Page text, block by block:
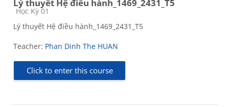
Lý thuyết Hệ điều hành_1469_2431_T5
Course category
Học Kỳ 01
Lý thuyết Hệ điều hành_1469_2431_T5
Teacher: Phan Dinh The HUAN
Click to enter this course